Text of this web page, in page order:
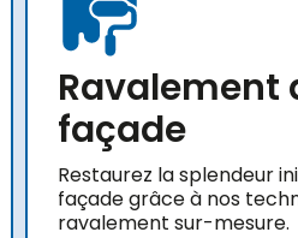
Ravalement
façade
Restaurez la splendeur
façade grâce à nos
ravalement sur-mesure.